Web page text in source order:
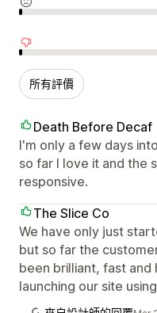
中立評論
負面評論
所有評價
Death Before Decaf
I'm only a few days
so far I love it and the
responsive.
The Slice Co
We have only just
but so far the
been brilliant, fast
launching our site